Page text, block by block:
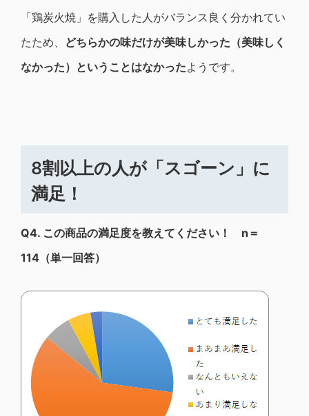
「鶏炭火焼」を購入した人がバランス良く分かれてい
たため、 どちらかの味だけが美味しかった（美味しく
なかった）ということはなかったようです。
8割以上の人が「スゴーン」に
満足！
Q4. この商品の満足度を教えてください！ n＝
114（単一回答）